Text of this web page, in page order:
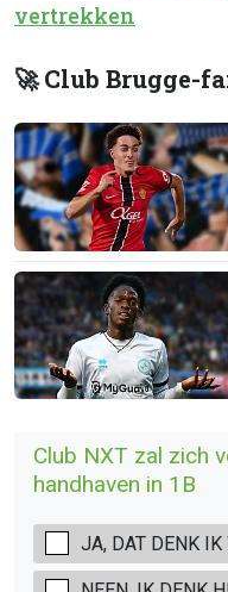
vertrekken
🚀 Club Brugge-
Club NXT zal zich
handhaven in 1B
JA, DAT DENK IK